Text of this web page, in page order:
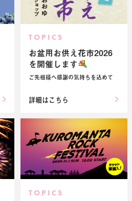
TOPICS
お盆用お供え花市2026
を開催します
ご先祖様へ感謝の気持ちを込めて
詳細はこちら
TOPICS